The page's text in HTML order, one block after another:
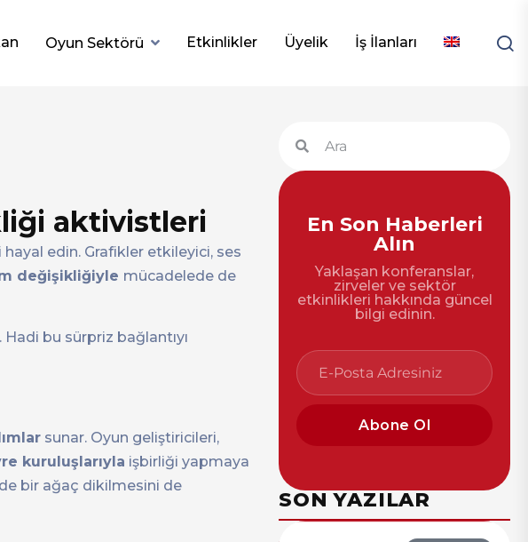
Oyun Sektörü Etkinlikler Üyelik İş İlanları
aktivistleri
edin. Grafikler etkileyici, ses
değişikliğiyle mücadelede de
Hadi bu sürpriz bağlantıyı
sunar. Oyun geliştiricileri,
kuruluşlarıyla işbirliği yapmaya
bir ağaç dikilmesini de
En Son Haberleri
Alın
Yaklaşan konferanslar,
zirveler ve sektör
etkinlikleri hakkında güncel
bilgi edinin.
Abone Ol
SON YAZILAR